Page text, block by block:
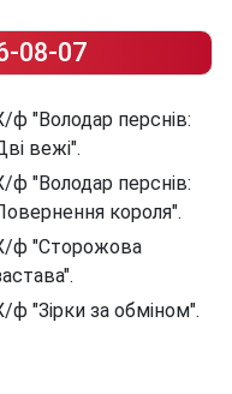
08-07
ф "Володар перснів:
вежі".
ф "Володар перснів:
короля".
ф "Сторожова
ф "Зірки за обміном".